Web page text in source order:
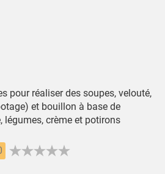
pour réaliser des soupes, velouté,
et bouillon à base de
crème et potirons